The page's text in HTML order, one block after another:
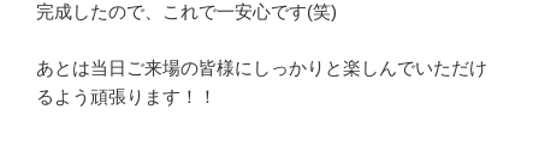
完成したので、これで一安心です(笑)
あとは当日ご来場の皆様にしっかりと楽しんでいただけ
るよう頑張ります！！